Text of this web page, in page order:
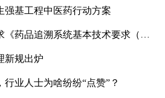
强基工程中医药行动方案
系统基本技术要求（修订征求意见稿）》意见
新规出炉
业人士为啥纷纷“点赞”？